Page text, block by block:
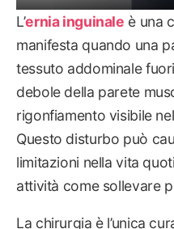
L’ernia inguinale è una
manifesta quando una
tessuto addominale
debole della parete
rigonfiamento visibile
Questo disturbo può
limitazioni nella vita
attività come sollevare
La chirurgia è l’unica